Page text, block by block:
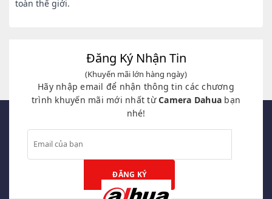
toàn thế giới.
Đăng Ký Nhận Tin
(Khuyến mãi lớn hàng ngày)
Hãy nhập email để nhận thông tin các chương
trình khuyến mãi mới nhất từCamera Dahua bạn
nhé!